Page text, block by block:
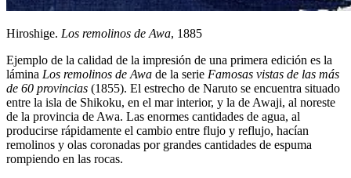
Hiroshige. Los remolinos de Awa, 1885
Ejemplo de la calidad de la impresión de una primera edición es la
lámina Los remolinos de Awa de la serie Famosas vistas de las más
de 60 provincias (1855). El estrecho de Naruto se encuentra situado
entre la isla de Shikoku, en el mar interior, y la de Awaji, al noreste
de la provincia de Awa. Las enormes cantidades de agua, al
producirse rápidamente el cambio entre flujo y reflujo, hacían
remolinos y olas coronadas por grandes cantidades de espuma
rompiendo en las rocas.